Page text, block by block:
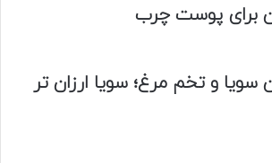
برای پوست چرب
سویا و تخم مرغ؛ سویا ارزان تر